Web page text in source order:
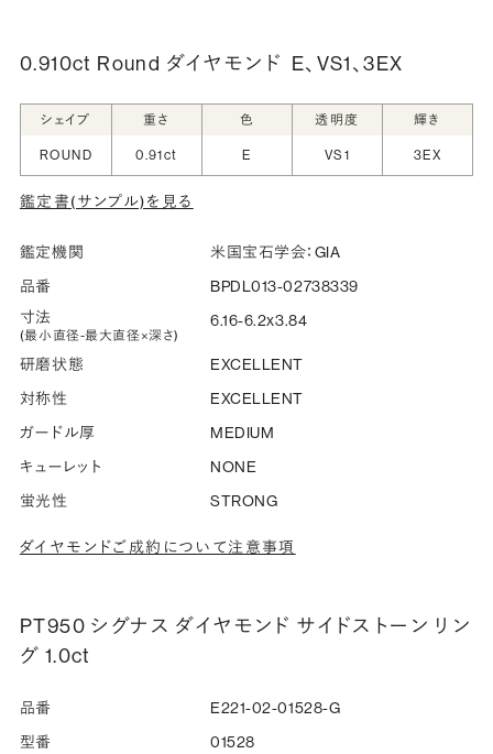
シークレットストーン：指輪の内側に留める宝石のこ
と
指輪の内側に、誕生石やピンクダイヤモンドなど、お好みの
宝石を選んでセッティングすることができます。ショッピング
詳しく見る
0.910ct Round ダイヤモンド E、VS1、3EX
シェイプ 重さ 色 透明度 輝き
ROUND 0.91ct E VS1 3EX
鑑定書(サンプル)を見る
鑑定機関
米国宝石学会：GIA
品番
BPDL013-02738339
寸法
(最小直径-最大直径×深さ)
6.16-6.2x3.84
研磨状態
EXCELLENT
対称性
EXCELLENT
ガードル厚
MEDIUM
キューレット
NONE
蛍光性
STRONG
ダイヤモンドご成約について注意事項
PT950 シグナス ダイヤモンド サイドストーン リン
グ 1.0ct
品番
E221-02-01528-G
型番
01528